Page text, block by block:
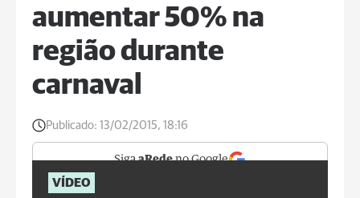
aumentar 50% na
região durante
carnaval
Publicado: 13/02/2015, 18:16
SigaaRedeno Google
VÍDEO